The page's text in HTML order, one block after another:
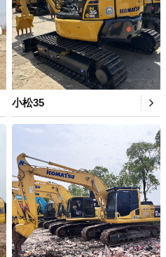
小松35